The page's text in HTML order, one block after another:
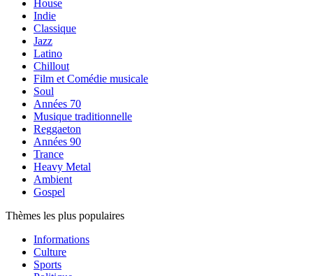
House
Indie
Classique
Jazz
Latino
Chillout
Film et Comédie musicale
Soul
Années 70
Musique traditionnelle
Reggaeton
Années 90
Trance
Heavy Metal
Ambient
Gospel
Thèmes les plus populaires
Informations
Culture
Sports